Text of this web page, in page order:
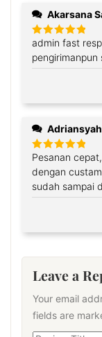
Akarsana
Rated 5out
admin fast
Rated5out
of 5
Pesanan
dengan
sudah sampai
Leave a
Your email
fields are